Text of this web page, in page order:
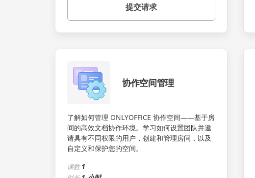
提交请求
协作空间管理
了解如何管理 ONLYOFFICE 协作空间——基于房
间的高效文档协作环境。学习如何设置团队并邀
请具有不同权限的用户，创建和管理房间，以及
自定义和保护您的空间。
课数 1